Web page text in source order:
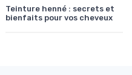
Teinture henné : secrets et
bienfaits pour vos cheveux